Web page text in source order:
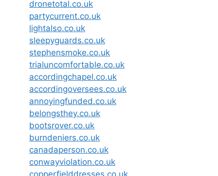
dronetotal.co.uk
partycurrent.co.uk
lightalso.co.uk
sleepyguards.co.uk
stephensmoke.co.uk
trialuncomfortable.co.uk
accordingchapel.co.uk
accordingoversees.co.uk
annoyingfunded.co.uk
belongsthey.co.uk
bootsrover.co.uk
burndeniers.co.uk
canadaperson.co.uk
conwayviolation.co.uk
copperfielddresses.co.uk